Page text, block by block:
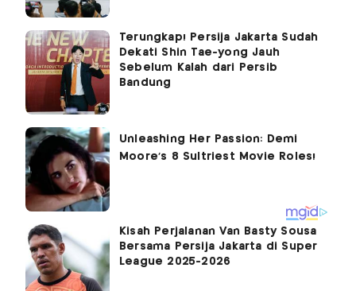
Terungkap! Persija Jakarta Sudah
Dekati Shin Tae-yong Jauh
Sebelum Kalah dari Persib
Bandung
Kisah Perjalanan Van Basty Sousa
Bersama Persija Jakarta di Super
League 2025-2026